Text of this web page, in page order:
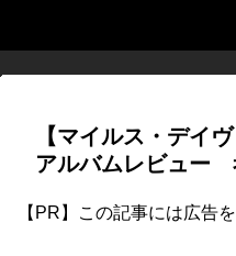
【マイルス・デイ
アルバムレビュー
【PR】この記事には広告